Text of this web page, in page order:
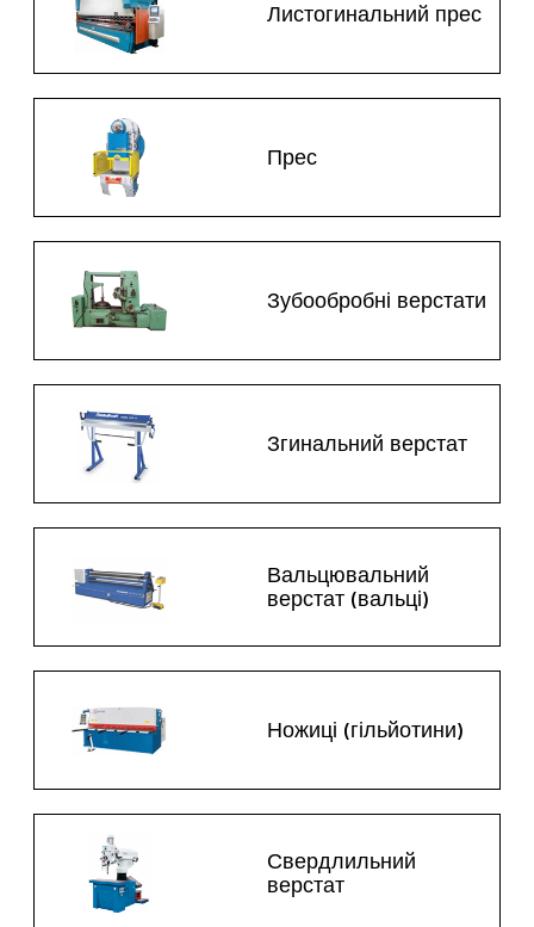
Листогинальний прес
Прес
Зубообробні верстати
Згинальний верстат
Вальцювальний
верстат (вальці)
Ножиці (гільйотини)
Свердлильний
верстат